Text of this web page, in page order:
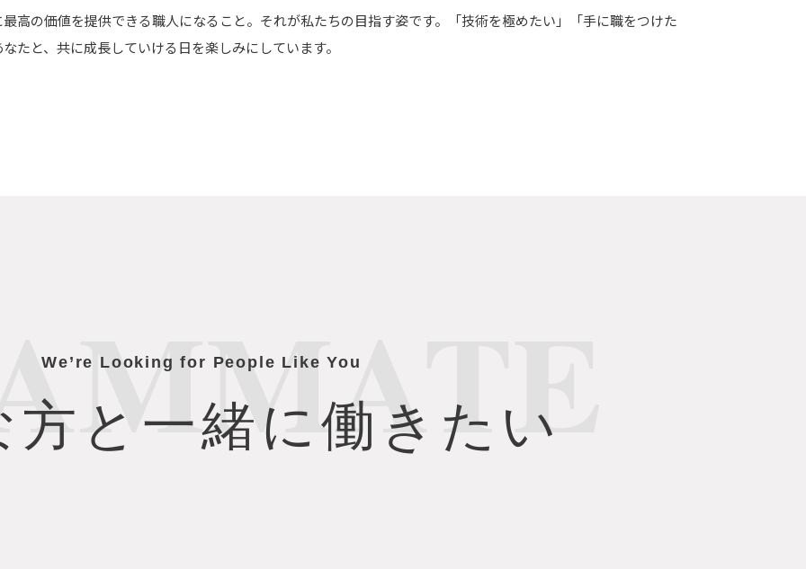
高の価値を提供できる職人になること。それが私たちの目指す姿です。「技術を極めたい」「手に職をつけた
と、共に成長していける日を楽しみにしています。
We’re Looking for People Like You
方と一緒に働きたい